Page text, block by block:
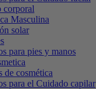
corporal
Masculina
solar
para pies y manos
de cosmética
para el Cuidado capilar